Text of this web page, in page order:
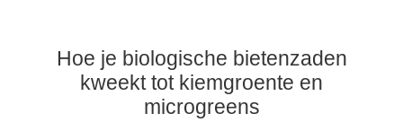
Hoe je biologische bietenzaden
kweekt tot kiemgroente en
microgreens